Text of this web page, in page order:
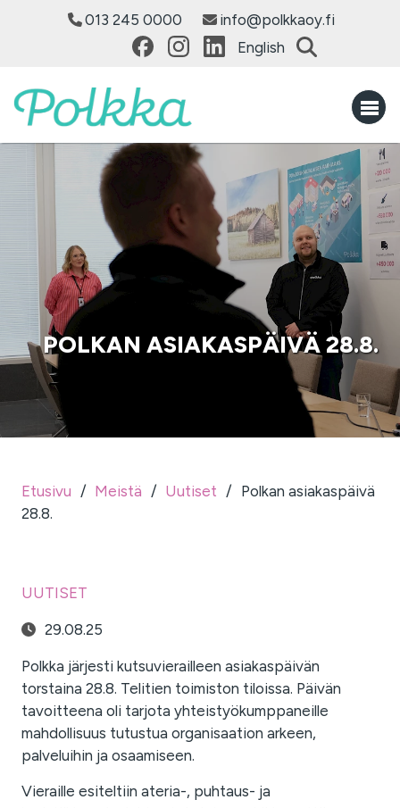
013 245 0000
info@polkkaoy.fi
English
POLKAN ASIAKASPÄIVÄ 28.8.
Etusivu / Meistä / Uutiset / Polkan asiakaspäivä
28.8.
UUTISET
29.08.25
Polkka järjesti kutsuvierailleen asiakaspäivän
torstaina 28.8. Telitien toimiston tiloissa. Päivän
tavoitteena oli tarjota yhteistyökumppaneille
mahdollisuus tutustua organisaation arkeen,
palveluihin ja osaamiseen.
Vieraille esiteltiin ateria-, puhtaus- ja